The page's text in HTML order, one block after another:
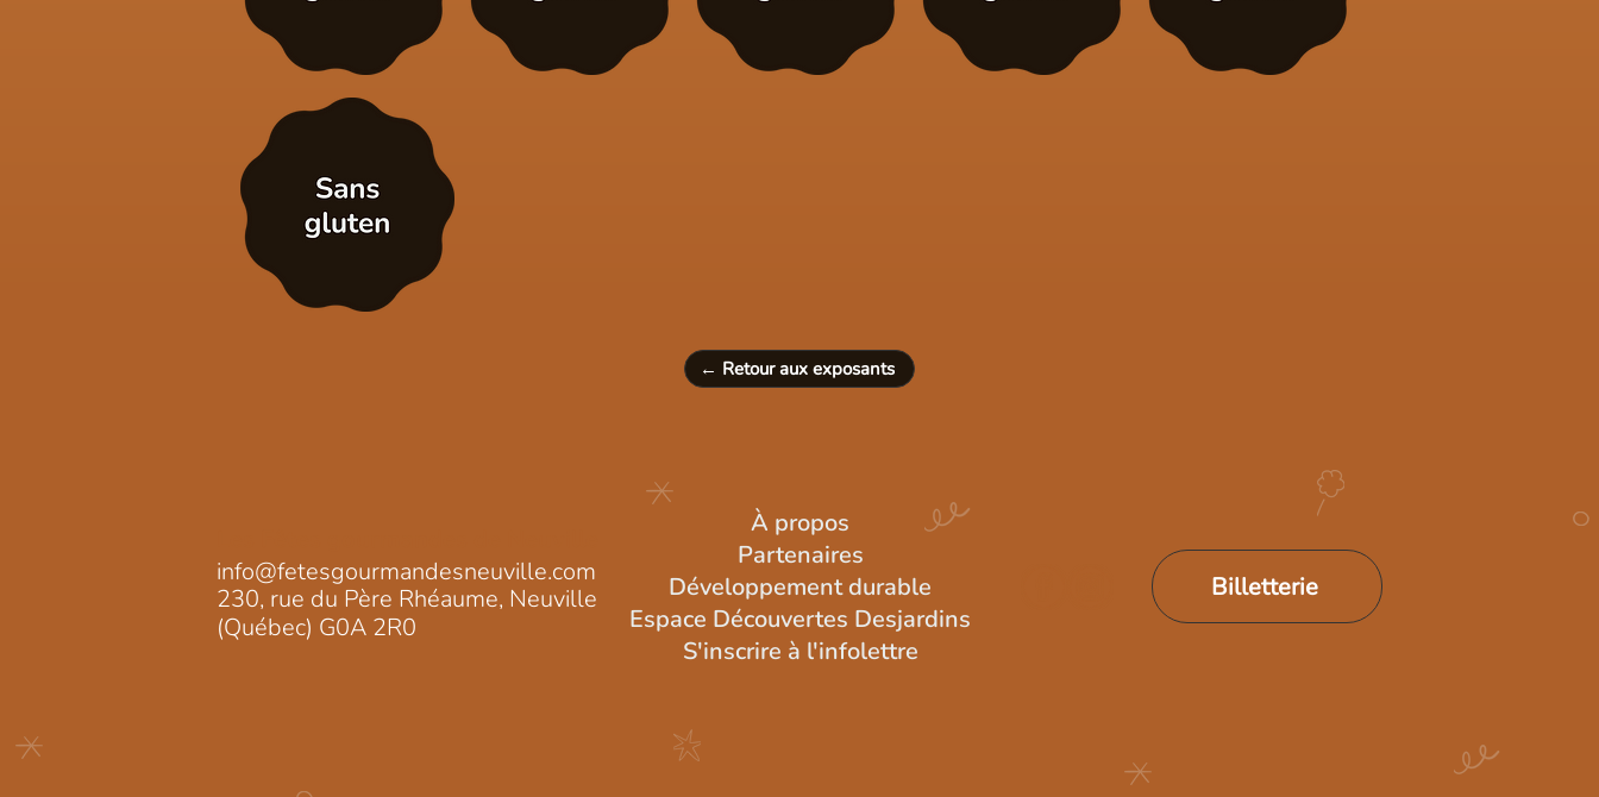
← Retour aux exposants
info@fetesgourmandesneuville.com
230, rue du Père Rhéaume, Neuville
(Québec) G0A 2R0
À propos
Partenaires
Développement durable
Espace Découvertes Desjardins
S'inscrire à l'infolettre
Billetterie